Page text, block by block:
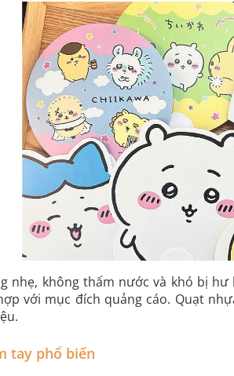
nhẹ, không thấm nước và khó bị
với mục đích quảng cáo. Quạt
tay phổ biến